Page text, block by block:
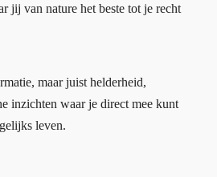
jij van nature het beste tot je recht
maar juist helderheid,
inzichten waar je direct mee kunt
leven.